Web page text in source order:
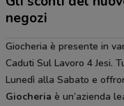
negozi
Giocheria è presente in
Caduti Sul Lavoro 4 Jesi.
Lunedì alla Sabato e
Giocheria è un’azienda